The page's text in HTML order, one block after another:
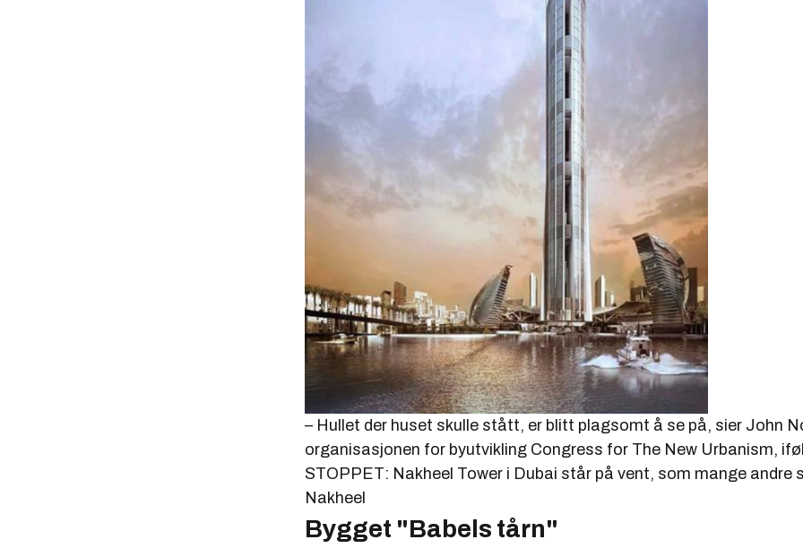
– Hullet der huset skulle stått, er blitt plagsomt å se på, sier John
organisasjonen for byutvikling Congress for The New Urbanism,
STOPPET: Nakheel Tower i Dubai står på vent, som mange andre
Nakheel
Bygget "Babels tårn"